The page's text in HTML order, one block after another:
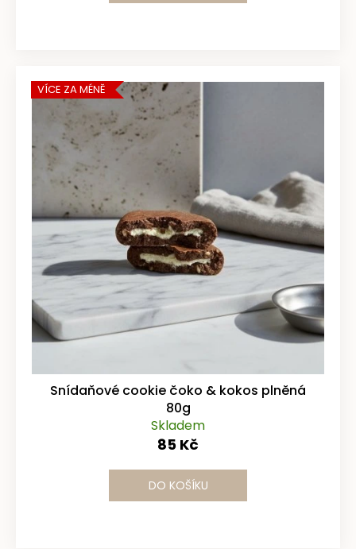
VÍCE ZA MÉNĚ
Snídaňové cookie čoko & kokos plněná
80g
Skladem
85 Kč
DO KOŠÍKU